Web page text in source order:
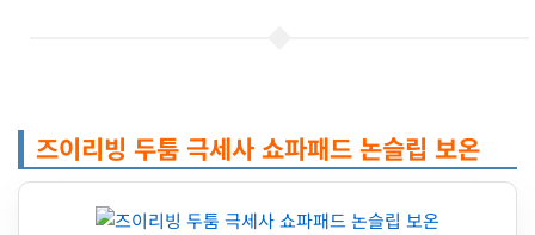
즈이리빙 두툼 극세사 쇼파패드 논슬립 보온